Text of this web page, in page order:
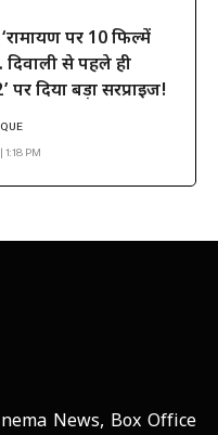
पर 10 फिल्में
से पहले ही
पर दिया बड़ा सरप्राइज!
PM
News, Box Office